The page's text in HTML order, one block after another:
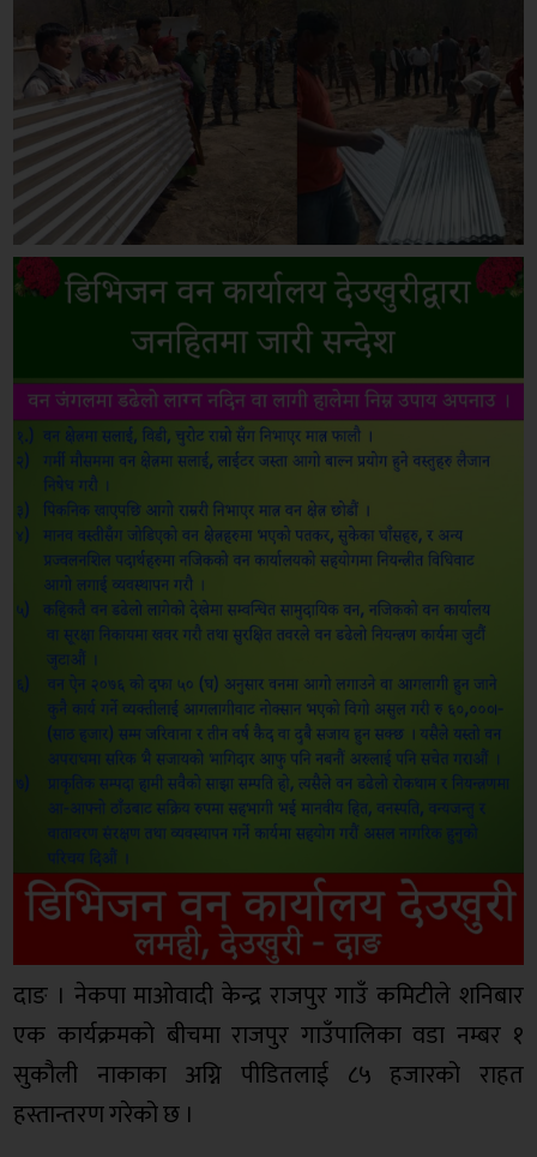
दाङ । नेकपा माओवादी केन्द्र राजपुर गाउँ कमिटीले शनिबार
एक कार्यक्रमको बीचमा राजपुर गाउँपालिका वडा नम्बर १
सुकौली नाकाका अग्नि पीडितलाई ८५ हजारको राहत
हस्तान्तरण गरेको छ ।